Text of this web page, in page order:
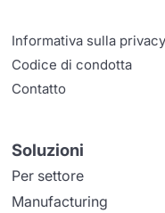
Informativa sulla privacy
Codice di condotta
Contatto
Soluzioni
Per settore
Manufacturing